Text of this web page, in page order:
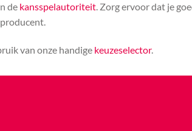
de kansspelautoriteit. Zorg ervoor dat je
van onze handige keuzeselector.